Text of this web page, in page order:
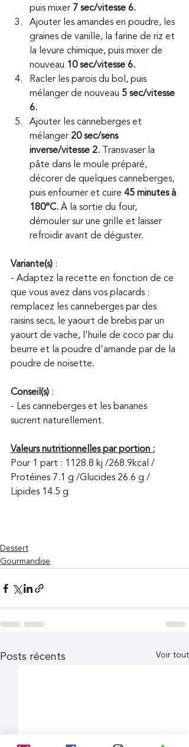
puis mixer 7 sec/vitesse 6.
Ajouter les amandes en poudre, les
graines de vanille, la farine de riz et
la levure chimique, puis mixer de
nouveau 10 sec/vitesse 6.
Racler les parois du bol, puis
mélanger de nouveau 5 sec/vitesse
6.
Ajouter les canneberges et
mélanger 20 sec/sens
inverse/vitesse 2. Transvaser la
pâte dans le moule préparé,
décorer de quelques canneberges,
puis enfourner et cuire 45 minutes à
180°C. À la sortie du four,
démouler sur une grille et laisser
refroidir avant de déguster.
Variante(s) :
- Adaptez la recette en fonction de ce
que vous avez dans vos placards :
remplacez les canneberges par des
raisins secs, le yaourt de brebis par un
yaourt de vache, l'huile de coco par du
beurre et la poudre d'amande par de la
poudre de noisette.
Conseil(s) :
- Les canneberges et les bananes
sucrent naturellement.
Valeurs nutritionnelles par portion :
Pour 1 part : 1128.8 kj /268.9kcal /
Protéines 7.1 g /Glucides 26.6 g /
Lipides 14.5 g
Dessert
Gourmandise
Posts récents Voir tout